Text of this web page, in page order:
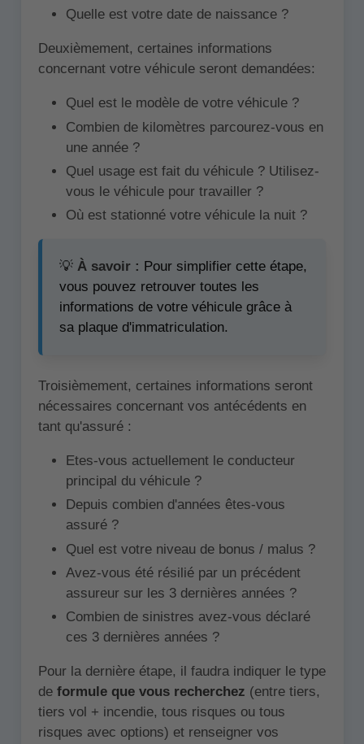
Quelle est votre date de naissance ?
Deuxièmement, certaines informations
concernant votre véhicule seront demandées:
Quel est le modèle de votre véhicule ?
Combien de kilomètres parcourez-vous en
une année ?
Quel usage est fait du véhicule ? Utilisez-
vous le véhicule pour travailler ?
Où est stationné votre véhicule la nuit ?
💡 À savoir : Pour simplifier cette étape,
vous pouvez retrouver toutes les
informations de votre véhicule grâce à
sa plaque d'immatriculation.
Troisièmement, certaines informations seront
nécessaires concernant vos antécédents en
tant qu'assuré :
Etes-vous actuellement le conducteur
principal du véhicule ?
Depuis combien d'années êtes-vous
assuré ?
Quel est votre niveau de bonus / malus ?
Avez-vous été résilié par un précédent
assureur sur les 3 dernières années ?
Combien de sinistres avez-vous déclaré
ces 3 dernières années ?
Pour la dernière étape, il faudra indiquer le type
de formule que vous recherchez (entre tiers,
tiers vol + incendie, tous risques ou tous
risques avec options) et renseigner vos